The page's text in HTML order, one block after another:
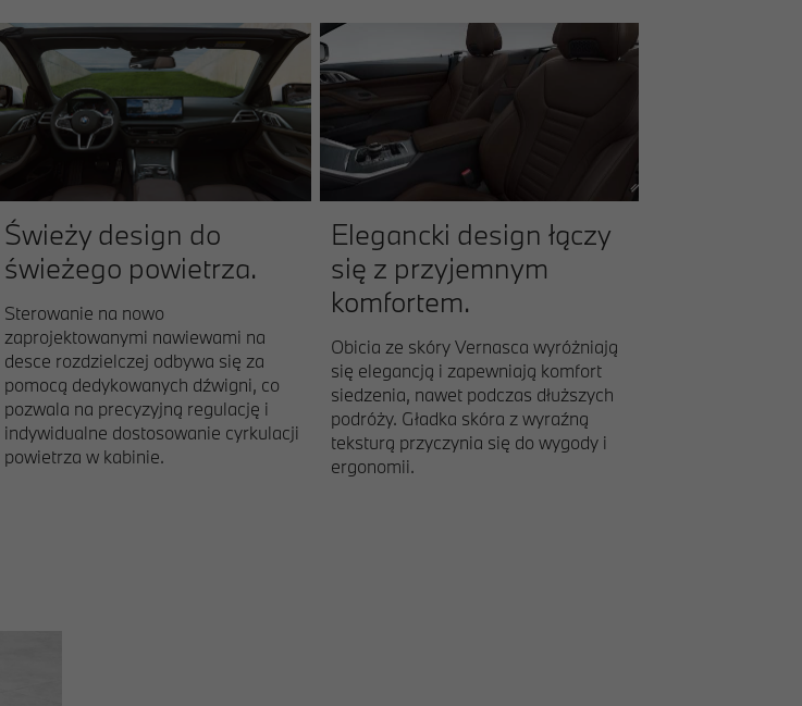
Świeży design do
świeżego powietrza.
Sterowanie na nowo
zaprojektowanymi nawiewami na
desce rozdzielczej odbywa się za
pomocą dedykowanych dźwigni, co
pozwala na precyzyjną regulację i
indywidualne dostosowanie cyrkulacji
powietrza w kabinie.
Elegancki design łączy
się z przyjemnym
komfortem.
Obicia ze skóry Vernasca wyróżniają
się elegancją i zapewniają komfort
siedzenia, nawet podczas dłuższych
podróży. Gładka skóra z wyraźną
teksturą przyczynia się do wygody i
ergonomii.